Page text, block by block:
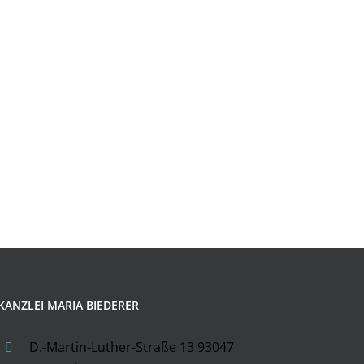
MARIA BIEDERER
D.-Martin-Luther-Straße 13 93047